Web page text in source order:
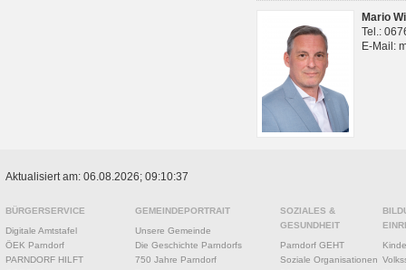
Mario
Tel.:
E-Mail:
Aktualisiert am: 06.08.2026; 09:10:37
BÜRGERSERVICE
Digitale Amtstafel
ÖEK Parndorf
PARNDORF HILFT
GEMEINDEPORTRAIT
Unsere Gemeinde
Die Geschichte Parndorfs
750 Jahre Parndorf
SOZIALES &
GESUNDHEIT
Parndorf GEHT
Soziale Organisationen